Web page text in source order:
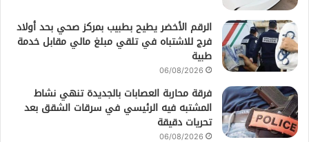
الرقم الأخضر يطيح بطبيب بمركز صحي بحد أولاد
فرج للاشتباه في تلقي مبلغ مالي مقابل خدمة
طبية
06/08/2026
فرقة محاربة العصابات بالجديدة تنهي نشاط
المشتبه فيه الرئيسي في سرقات الشقق بعد
تحريات دقيقة
06/08/2026